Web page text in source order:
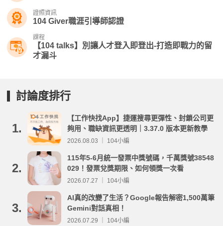
證照資訊
104 Giver職涯引導師認證
課程
【104 talks】別讓人才登入即登出-打造即戰力的留
才漏斗
討論度排行
1.
【工作快找App】捷運搜尋更彈性、封鎖公司更
夠用、職缺資訊更透明｜3.37.0 版本更新教學
2026.08.03 ｜ 104小編
2.
115年5-6月統一發票中獎號碼，千萬獎號38548
029！發票兌獎期限、如何領獎一次看
2026.07.27 ｜ 104小編
3.
AI真的改變了生活？Google報告解密1,500萬筆
Gemini對話真相！
2026.07.29 ｜ 104小編